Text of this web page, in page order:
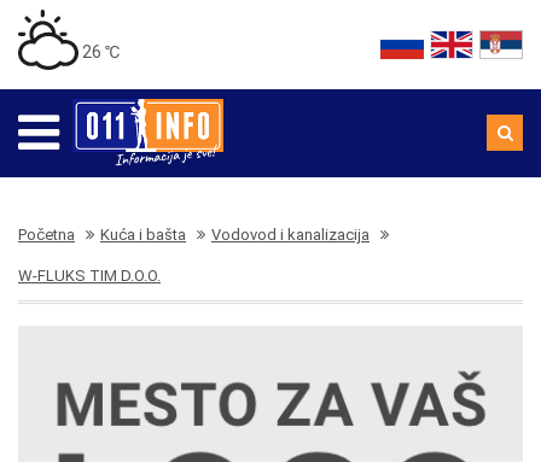
26 ℃
Početna Kuća i bašta Vodovod i kanalizacija
W-FLUKS TIM D.O.O.